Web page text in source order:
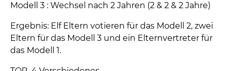
Modell 3 : Wechsel nach 2 Jahren (2 & 2 & 2 Jahre)
Ergebnis: Elf Eltern votieren für das Modell 2, zwei
Eltern für das Modell 3 und ein Elternvertreter für
das Modell 1.